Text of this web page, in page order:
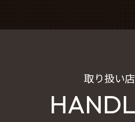
取り扱い